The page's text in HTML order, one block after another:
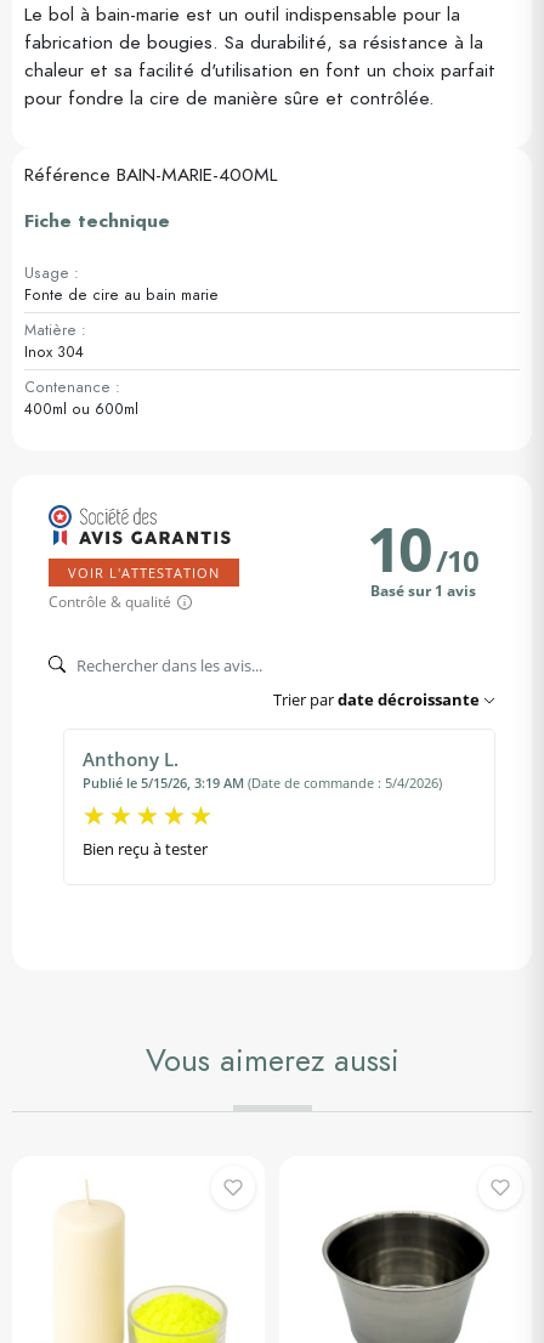
Le bol à bain-marie est un outil indispensable pour la
fabrication de bougies. Sa durabilité, sa résistance à la
chaleur et sa facilité d'utilisation en font un choix parfait
pour fondre la cire de manière sûre et contrôlée.
Référence BAIN-MARIE-400ML
Fiche technique
Usage :
Fonte de cire au bain marie
Matière :
Inox 304
Contenance :
400ml ou 600ml
VOIR L'ATTESTATION
Contrôle & qualité
10/10
Basé sur 1 avis
Trier pardate décroissante
Anthony L.
Publié le 5/15/26, 3:19 AM (Date de commande : 5/4/2026)
Bien reçu à tester
Vous aimerez aussi